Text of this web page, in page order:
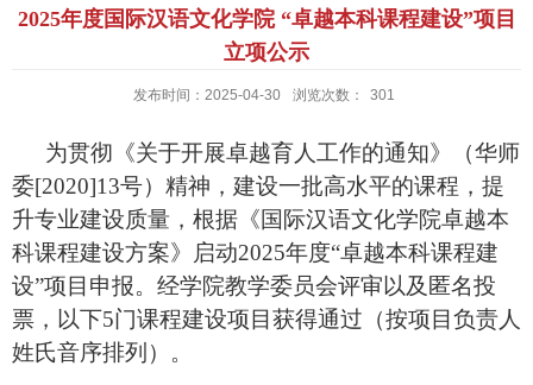
2025年度国际汉语文化学院 “卓越本科课程建设”项目
立项公示
发布时间：2025-04-30 浏览次数： 301
为贯彻《关于开展卓越育人工作的通知》（华师
委[2020]13号）精神，建设一批高水平的课程，提
升专业建设质量，根据《国际汉语文化学院卓越本
科课程建设方案》启动2025年度“卓越本科课程建
设”项目 申报。经学院教学委员会评审以及匿名投
票，以下5门课程建设项目获得通过（按项目负责人
姓氏音序排列）。